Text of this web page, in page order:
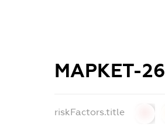
МАРКЕТ-26
riskFactors.title